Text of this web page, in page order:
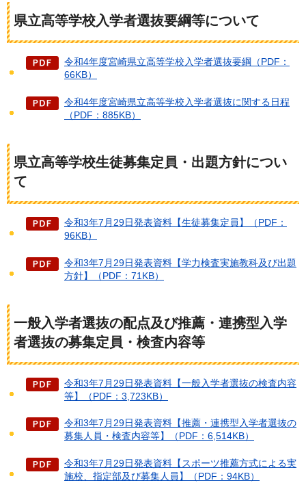
県立高等学校入学者選抜要綱等について
令和4年度宮崎県立高等学校入学者選抜要綱（PDF：
66KB）
令和4年度宮崎県立高等学校入学者選抜に関する日程
（PDF：885KB）
県立高等学校生徒募集定員・出題方針につい
て
令和3年7月29日発表資料【生徒募集定員】（PDF：
96KB）
令和3年7月29日発表資料【学力検査実施教科及び出題
方針】（PDF：71KB）
一般入学者選抜の配点及び推薦・連携型入学
者選抜の募集定員・検査内容等
令和3年7月29日発表資料【一般入学者選抜の検査内容
等】（PDF：3,723KB）
令和3年7月29日発表資料【推薦・連携型入学者選抜の
募集人員・検査内容等】（PDF：6,514KB）
令和3年7月29日発表資料【スポーツ推薦方式による実
施校、指定部及び募集人員】（PDF：94KB）